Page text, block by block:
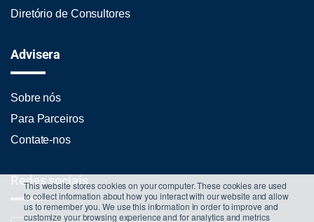
This website stores cookies on your computer. These cookies are used
to collect information about how you interact with our website and allow
us to remember you. We use this information in order to improve and
customize your browsing experience and for analytics and metrics
Diretório de Consultores
Advisera
Sobre nós
Para Parceiros
Contate-nos
Redes sociais